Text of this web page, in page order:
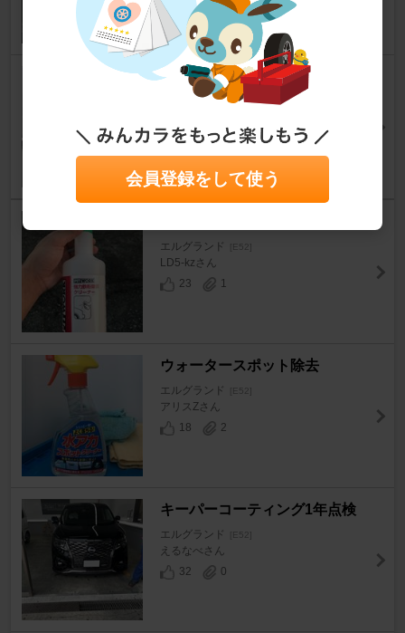
35
水垢取り。細部
エルグランド [E52]
12
1
エルグランド [E52]
LD5-kzさん
23
1
ウォータースポット除去
エルグランド [E52]
アリスZさん
18
2
キーパーコーティング1年点検
エルグランド [E52]
えるなべさん
32
0
会員登録をして使う